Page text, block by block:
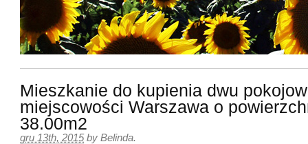
Mieszkanie do kupienia dwu
miejscowości Warszawa o
38.00m2
gru 13th, 2015 by Belinda.